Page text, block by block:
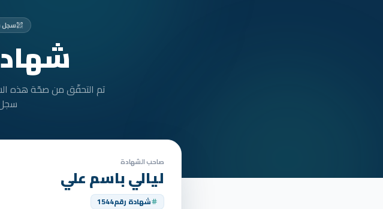
سجل
تم التحقّق من صحّة هذه
صاحب الشهادة
ليالي باسم علي
شهادة رقم1544